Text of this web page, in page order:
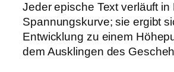
Jeder epische Text verläuft in
Spannungskurve; sie ergibt
Entwicklung zu einem
dem Ausklingen des